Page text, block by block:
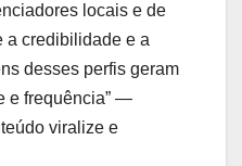
locais e de
a credibilidade e a
desses perfis geram
e frequência” —
viralize e